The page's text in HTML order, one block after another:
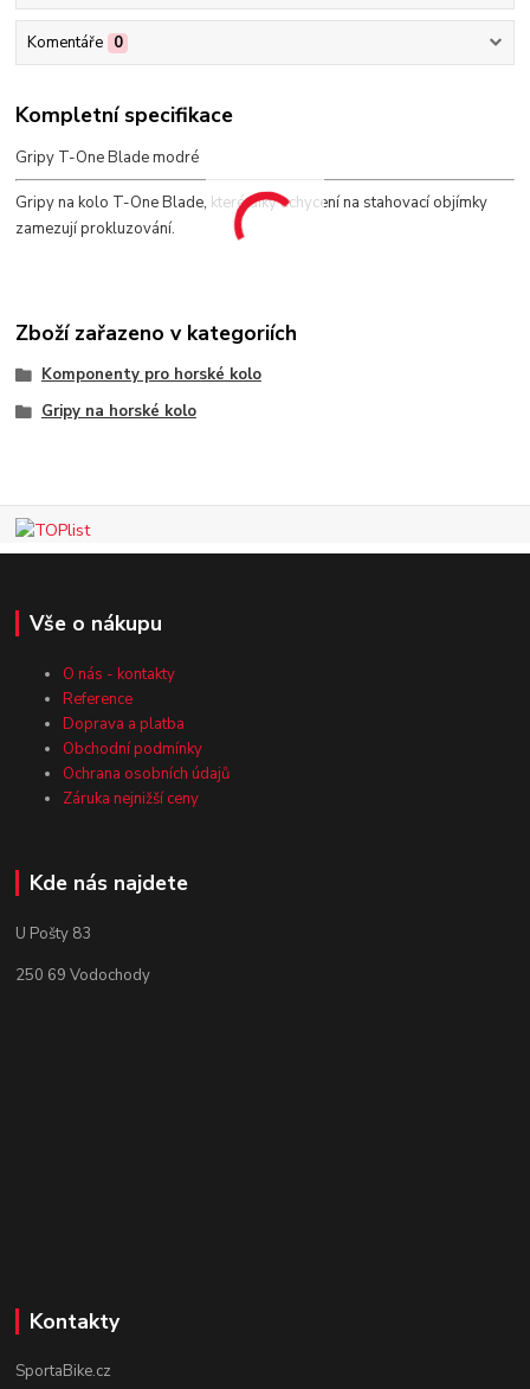
Komentáře 0
Kompletní specifikace
Gripy T-One Blade modré
Gripy na kolo T-One Blade, které díky uchycení na stahovací objímky
zamezují prokluzování.
Zboží zařazeno v kategoriích
Komponenty pro horské kolo
Gripy na horské kolo
Vše o nákupu
O nás - kontakty
Reference
Doprava a platba
Obchodní podmínky
Ochrana osobních údajů
Záruka nejnižší ceny
Kde nás najdete
U Pošty 83
250 69 Vodochody
Kontakty
SportaBike.cz